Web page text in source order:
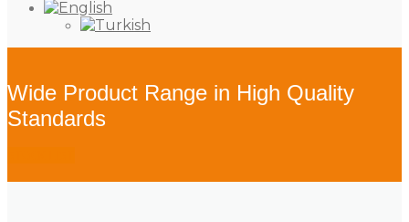
Wide Product Range in High Quality
Standards